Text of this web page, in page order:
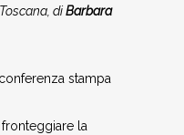
diBarbara
stampa
la